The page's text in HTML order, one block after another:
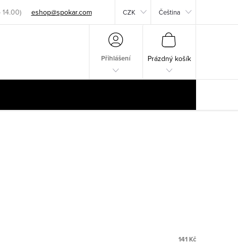
eshop@spokar.com CZK Čeština
Přihlášení
Prázdný košík
141 Kč